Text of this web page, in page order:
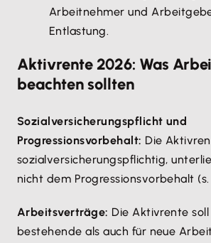
Arbeitnehmer und
Entlastung.
Aktivrente 2026: Was
beachten sollten
Sozialversicherungspflicht und
Progressionsvorbehalt: Die
sozialversicherungspflichtig,
nicht dem Progressionsvorbehalt
Arbeitsverträge: Die Aktivrente
bestehende als auch für neue